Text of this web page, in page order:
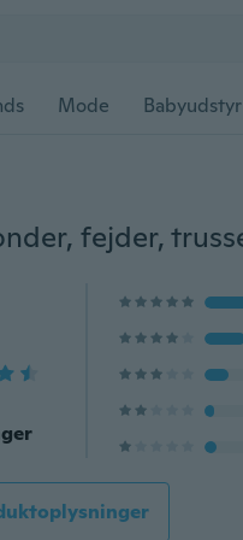
Mode Babyudstyr